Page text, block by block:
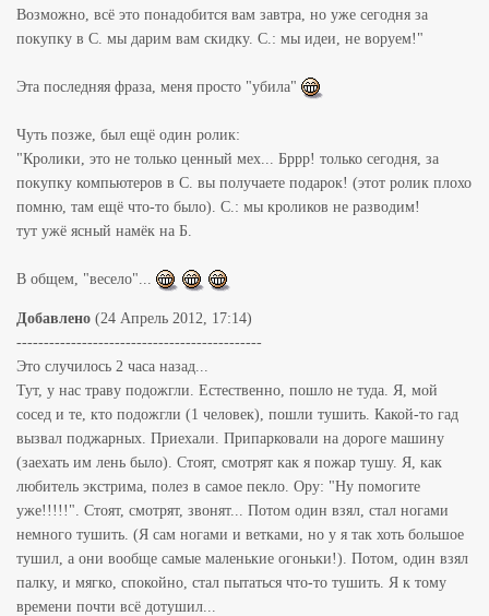
Возможно, всё это понадобится вам завтра, но уже сегодня за
покупку в С. мы дарим вам скидку. С.: мы идеи, не воруем!"
Эта последняя фраза, меня просто "убила"
Чуть позже, был ещё один ролик:
"Кролики, это не только ценный мех... Бррр! только сегодня, за
покупку компьютеров в С. вы получаете подарок! (этот ролик плохо
помню, там ещё что-то было). С.: мы кроликов не разводим!
тут ужё ясный намёк на Б.
В общем, "весело"...
Добавлено (24 Апрель 2012, 17:14)
---------------------------------------------
Это случилось 2 часа назад...
Тут, у нас траву подожгли. Естественно, пошло не туда. Я, мой
сосед и те, кто подожгли (1 человек), пошли тушить. Какой-то гад
вызвал поджарных. Приехали. Припарковали на дороге машину
(заехать им лень было). Стоят, смотрят как я пожар тушу. Я, как
любитель экстрима, полез в самое пекло. Ору: "Ну помогите
уже!!!!!". Стоят, смотрят, звонят... Потом один взял, стал ногами
немного тушить. (Я сам ногами и ветками, но у я так хоть большое
тушил, а они вообще самые маленькие огоньки!). Потом, один взял
палку, и мягко, спокойно, стал пытаться что-то тушить. Я к тому
времени почти всё дотушил...